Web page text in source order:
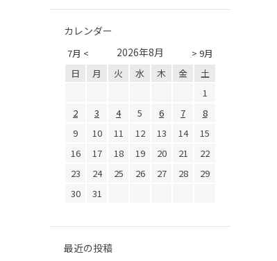
カレンダー
7月 < > 9月
2026年8月
日 月 火 水 木 金
土
1
2
3 4 5 6 7
8
9
10 11 12 13 14
15
16
17 18 19 20 21
22
23
24 25 26 27 28
29
30
31
最近の投稿